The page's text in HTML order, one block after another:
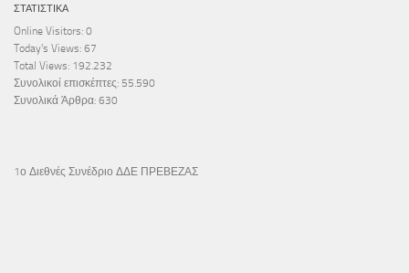
ΣΤΑΤΙΣΤΙΚΆ
Online Visitors: 0
Today's Views: 67
Total Views: 192.232
Συνολικοί επισκέπτες: 55.590
Συνολικά Άρθρα: 630
1ο Διεθνές Συνέδριο ΔΔΕ ΠΡΕΒΕΖΑΣ